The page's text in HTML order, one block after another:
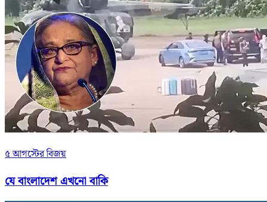
৫ আগস্টের বিজয়
যে বাংলাদেশ এখনো বাকি